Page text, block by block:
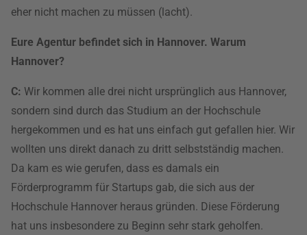
eher nicht machen zu müssen (lacht).
Eure Agentur befindet sich in Hannover. Warum
Hannover?
C: Wir kommen alle drei nicht ursprünglich aus Hannover,
sondern sind durch das Studium an der Hochschule
hergekommen und es hat uns einfach gut gefallen hier. Wir
wollten uns direkt danach zu dritt selbstständig machen.
Da kam es wie gerufen, dass es damals ein
Förderprogramm für Startups gab, die sich aus der
Hochschule Hannover heraus gründen. Diese Förderung
hat uns insbesondere zu Beginn sehr stark geholfen.